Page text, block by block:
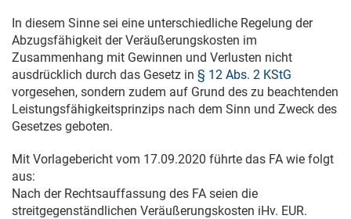
In diesem Sinne sei eine unterschiedliche Regelung der
Abzugsfähigkeit der Veräußerungskosten im
Zusammenhang mit Gewinnen und Verlusten nicht
ausdrücklich durch das Gesetz in § 12 Abs. 2 KStG
vorgesehen, sondern zudem auf Grund des zu beachtenden
Leistungsfähigkeitsprinzips nach dem Sinn und Zweck des
Gesetzes geboten.
Mit Vorlagebericht vom 17.09.2020 führte das FA wie folgt
aus:
Nach der Rechtsauffassung des FA seien die
streitgegenständlichen Veräußerungskosten iHv. EUR.